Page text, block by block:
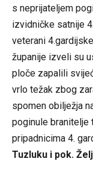
s neprijateljem
izvidničke satnije
veterani
županije izveli su
ploče zapalili
vrlo težak zbog
spomen obilježja
poginule branitelje
pripadnicima 4.
Tuzluku i pok.